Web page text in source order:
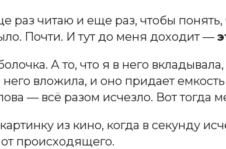
раз читаю и еще раз, чтобы понять,
Почти. И тут до меня доходит —
А то, что я в него
него вложила, и оно придает
— всё разом исчезло. Вот тогда
из кино, когда в секунду
происходящего.